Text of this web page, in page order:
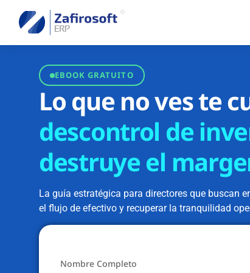
EBOOK GRATUITO
Lo que no ves te
descontrol de
destruye el
La guía estratégica para directores que buscan
el flujo de efectivo y recuperar la tranquilidad
Nombre Completo